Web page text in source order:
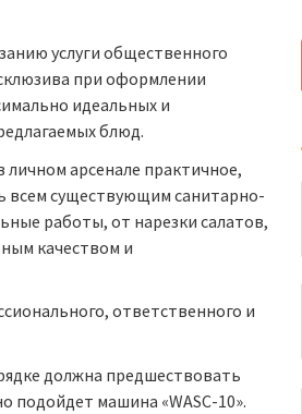
услуги общественного
при оформлении
идеальных и
блюд.
личном арсенале практичное,
всем существующим санитарно-
работы, от нарезки салатов,
качеством и
ответственного и
должна предшествовать
подойдет машина «WASC-10».